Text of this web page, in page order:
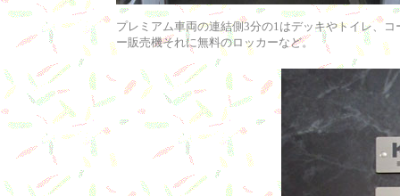
プレミアム車両の連結側3分の1はデッキやトイレ、コ
ー販売機それに無料のロッカーなど。